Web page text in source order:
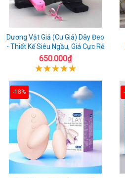
Dương Vật Giả (Cu Giả) Dây Đeo
- Thiết Kế Siêu Ngầu, Giá Cực Rẻ
650.000₫
-18%